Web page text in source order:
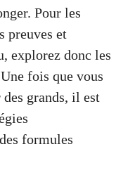
Pour les
preuves et
explorez donc les
fois que vous
grands, il est
formules